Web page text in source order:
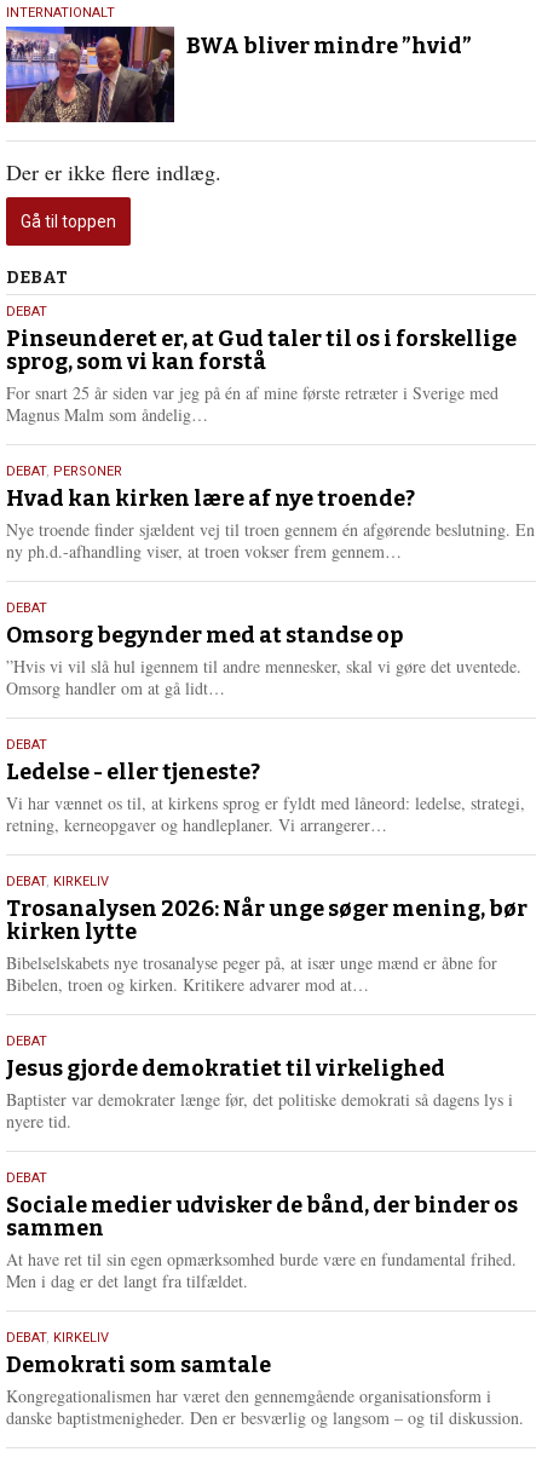
13.
juli
2022
INTERNATIONALT
BWA bliver mindre ”hvid”
Der er ikke flere indlæg.
Gå til toppen
Debat
DEBAT
5.
august
2026
DEBAT
Pinseunderet er, at Gud taler til os i forskellige
sprog, som vi kan forstå
For snart 25 år siden var jeg på én af mine første retræter i Sverige med
Magnus Malm som åndelig…
e
e
25.
juli
2026
DEBAT, PERSONER
Hvad kan kirken lære af nye troende?
Nye troende finder sjældent vej til troen gennem én afgørende beslutning. En
ny ph.d.-afhandling viser, at troen vokser frem gennem…
e
e
9.
juli
2026
DEBAT
Omsorg begynder med at standse op
”Hvis vi vil slå hul igennem til andre mennesker, skal vi gøre det uventede.
Omsorg handler om at gå lidt…
e
e
10.
juni
2026
DEBAT
Ledelse - eller tjeneste?
Vi har vænnet os til, at kirkens sprog er fyldt med låneord: ledelse, strategi,
retning, kerneopgaver og handleplaner. Vi arrangerer…
e
2.
juni
2026
DEBAT, KIRKELIV
Trosanalysen 2026: Når unge søger mening, bør
kirken lytte
Bibelselskabets nye trosanalyse peger på, at især unge mænd er åbne for
Bibelen, troen og kirken. Kritikere advarer mod at…
e
e
18.
maj
2026
DEBAT
Jesus gjorde demokratiet til virkelighed
Baptister var demokrater længe før, det politiske demokrati så dagens lys i
nyere tid.
18.
maj
2026
DEBAT
Sociale medier udvisker de bånd, der binder os
sammen
At have ret til sin egen opmærksomhed burde være en fundamental frihed.
Men i dag er det langt fra tilfældet.
18.
maj
2026
DEBAT, KIRKELIV
Demokrati som samtale
Kongregationalismen har været den gennemgående organisationsform i
danske baptistmenigheder. Den er besværlig og langsom – og til diskussion.